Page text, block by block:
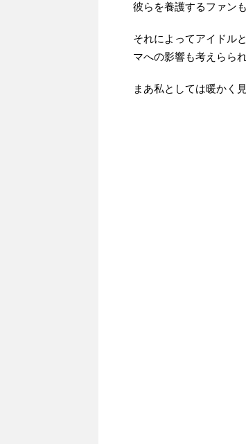
彼らを養護するファン
それによってアイドル
マへの影響も考えらられ
まあ私としては暖かく